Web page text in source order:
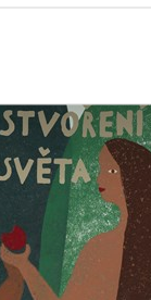
Stvoření světa
Ivana Pecháčková